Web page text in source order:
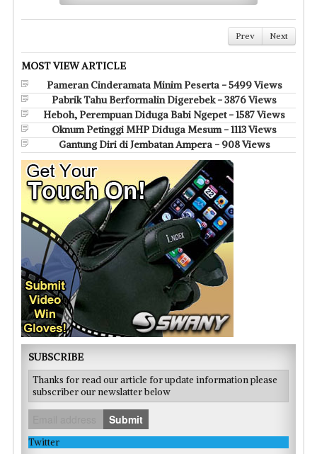
Prev Next
MOST VIEW ARTICLE
Pameran Cinderamata Minim Peserta - 5499 Views
Pabrik Tahu Berformalin Digerebek - 3876 Views
Heboh, Perempuan Diduga Babi Ngepet - 1587 Views
Oknum Petinggi MHP Diduga Mesum - 1113 Views
Gantung Diri di Jembatan Ampera - 908 Views
SUBSCRIBE
Thanks for read our article for update information please
subscriber our newslatter below
Submit
Twitter